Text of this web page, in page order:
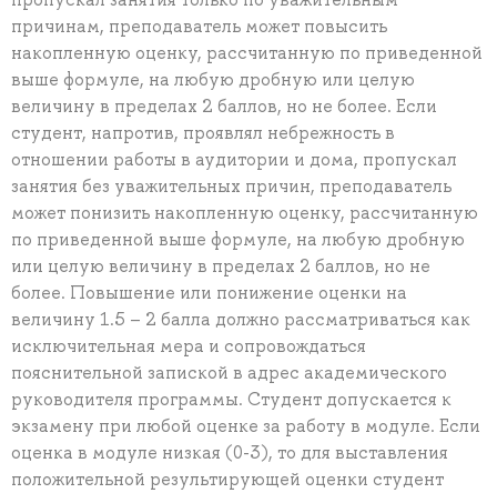
причинам, преподаватель может повысить
накопленную оценку, рассчитанную по приведенной
выше формуле, на любую дробную или целую
величину в пределах 2 баллов, но не более. Если
студент, напротив, проявлял небрежность в
отношении работы в аудитории и дома, пропускал
занятия без уважительных причин, преподаватель
может понизить накопленную оценку, рассчитанную
по приведенной выше формуле, на любую дробную
или целую величину в пределах 2 баллов, но не
более. Повышение или понижение оценки на
величину 1.5 – 2 балла должно рассматриваться как
исключительная мера и сопровождаться
пояснительной запиской в адрес академического
руководителя программы. Студент допускается к
экзамену при любой оценке за работу в модуле. Если
оценка в модуле низкая (0-3), то для выставления
положительной результирующей оценки студент